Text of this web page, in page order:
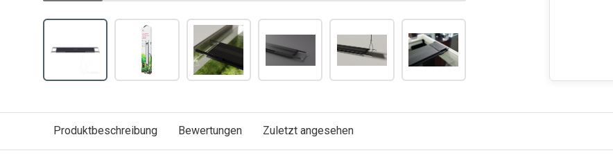
Produktbeschreibung Bewertungen Zuletzt angesehen